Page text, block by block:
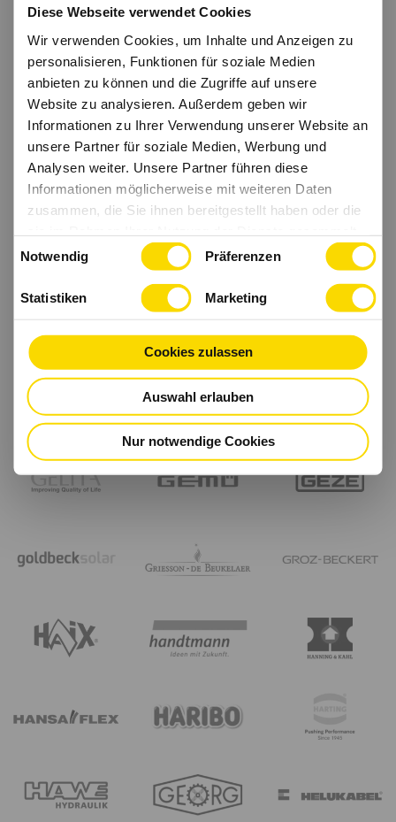
Diese Webseite verwendet Cookies
Wir verwenden Cookies, um Inhalte und Anzeigen zu
personalisieren, Funktionen für soziale Medien
anbieten zu können und die Zugriffe auf unsere
Website zu analysieren. Außerdem geben wir
Informationen zu Ihrer Verwendung unserer Website an
unsere Partner für soziale Medien, Werbung und
Analysen weiter. Unsere Partner führen diese
Informationen möglicherweise mit weiteren Daten
zusammen, die Sie ihnen bereitgestellt haben oder die
haben.
Notwendig Präferenzen
Statistiken Marketing
Cookies zulassen
Auswahl erlauben
Nur notwendige Cookies